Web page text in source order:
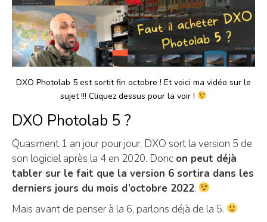
DXO Photolab 5 est sortit fin octobre ! Et voici ma vidéo sur le
sujet !!! Cliquez dessus pour la voir !
DXO Photolab 5 ?
Quasiment 1 an jour pour jour, DXO sort la version 5 de
son logiciel après la 4 en 2020. Donc on peut déjà
tabler sur le fait que la version 6 sortira dans les
derniers jours du mois d’octobre 2022.
Mais avant de penser à la 6, parlons déjà de la 5.